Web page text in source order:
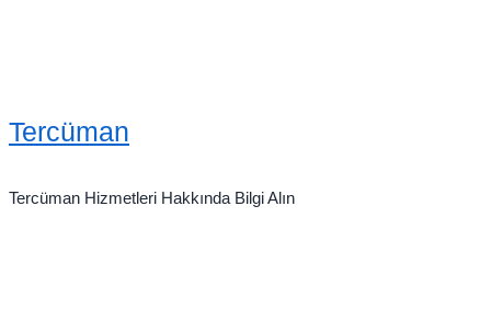
Tercüman
Tercüman Hizmetleri Hakkında Bilgi Alın